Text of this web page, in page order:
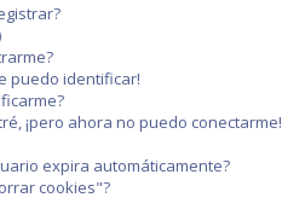
puedo identificar!
¡pero ahora no puedo conectarme!
expira automáticamente?
cookies"?